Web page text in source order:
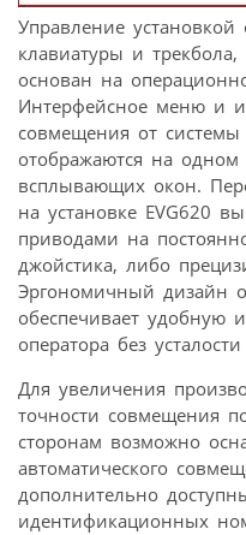
Управление
клавиатуры и
основан на
Интерфейсное меню и
совмещения от системы
отображаются на
всплывающих окон.
на установке EVG620
приводами на
джойстика, либо
Эргономичный дизайн
обеспечивает удобную
оператора без
Для увеличения
точности совмещения
сторонам возможно
автоматического
дополнительно
идентификационных